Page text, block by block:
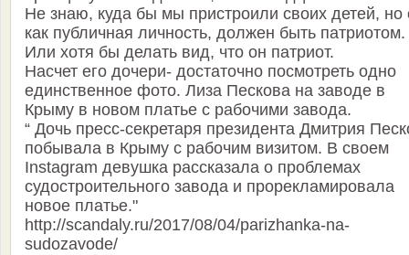
Не знаю, куда бы мы пристроили своих детей, но
как публичная личность, должен быть патриотом.
Или хотя бы делать вид, что он патриот.
Насчет его дочери- достаточно посмотреть одно
единственное фото. Лиза Пескова на заводе в
Крыму в новом платье с рабочими завода.
“ Дочь пресс-секретаря президента Дмитрия
побывала в Крыму с рабочим визитом. В своем
Instagram девушка рассказала о проблемах
судостроительного завода и прорекламировала
новое платье."
http://scandaly.ru/2017/08/04/parizhanka-na-
sudozavode/